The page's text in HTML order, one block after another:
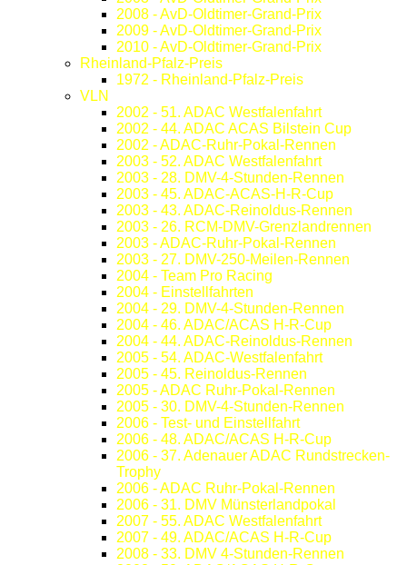
2008 - AvD-Oldtimer-Grand-Prix
2009 - AvD-Oldtimer-Grand-Prix
2010 - AvD-Oldtimer-Grand-Prix
Rheinland-Pfalz-Preis
1972 - Rheinland-Pfalz-Preis
VLN
2002 - 51. ADAC Westfalenfahrt
2002 - 44. ADAC ACAS Bilstein Cup
2002 - ADAC-Ruhr-Pokal-Rennen
2003 - 52. ADAC Westfalenfahrt
2003 - 28. DMV-4-Stunden-Rennen
2003 - 45. ADAC-ACAS-H-R-Cup
2003 - 43. ADAC-Reinoldus-Rennen
2003 - 26. RCM-DMV-Grenzlandrennen
2003 - ADAC-Ruhr-Pokal-Rennen
2003 - 27. DMV-250-Meilen-Rennen
2004 - Team Pro Racing
2004 - Einstellfahrten
2004 - 29. DMV-4-Stunden-Rennen
2004 - 46. ADAC/ACAS H-R-Cup
2004 - 44. ADAC-Reinoldus-Rennen
2005 - 54. ADAC-Westfalenfahrt
2005 - 45. Reinoldus-Rennen
2005 - ADAC Ruhr-Pokal-Rennen
2005 - 30. DMV-4-Stunden-Rennen
2006 - Test- und Einstellfahrt
2006 - 48. ADAC/ACAS H-R-Cup
2006 - 37. Adenauer ADAC Rundstrecken-
Trophy
2006 - ADAC Ruhr-Pokal-Rennen
2006 - 31. DMV Münsterlandpokal
2007 - 55. ADAC Westfalenfahrt
2007 - 49. ADAC/ACAS H-R-Cup
2008 - 33. DMV 4-Stunden-Rennen